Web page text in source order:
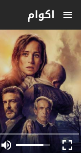
اكوام